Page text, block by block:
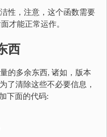
性，注意，这个函数需要
才能正常运作。
西
量的多余东西, 诸如，版本
了清除这些不必要信息，
下面的代码: